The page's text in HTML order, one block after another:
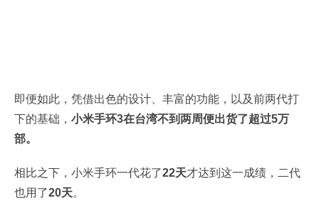
即便如此，凭借出色的设计、丰富的功能，以及前两代打
下的基础， 小米手环3在台湾不到两周便出货了超过5万
部。
相比之下，小米手环一代花了22天才达到这一成绩，二代
也用了20天。